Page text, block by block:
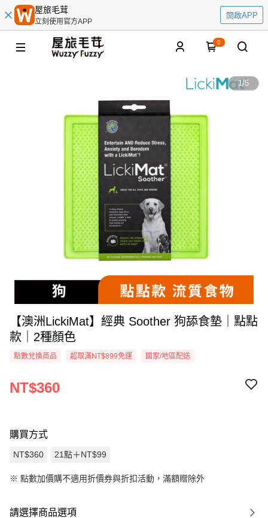
屋旅毛茸
立刻使用官方APP
開啟APP
0
1/5
【澳洲LickiMat】經典 Soother 狗舔食墊｜點點
款｜2種顏色
點數兌換商品 超取滿NT$899免運 國家/地區配送
NT$360
購買方式
NT$360 21點＋NT$99
※ 點數加價購不適用折價券與折扣活動，滿額贈除外
請選擇商品選項